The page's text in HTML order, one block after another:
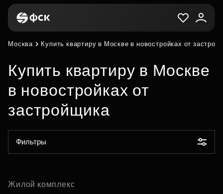
Москва Купить квартиру в Москве в новостройках от
Купить квартиру в Москве
в новостройках от
застройщика
Фильтры
Жилой комплекс